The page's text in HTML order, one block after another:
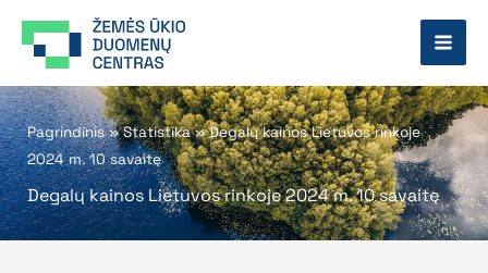
prie
Pagrindinis»Statistika»Degalų kainos Lietuvos rinkoje
2024 m. 10 savaitę
Degalų kainos Lietuvos rinkoje 2024 m. 10 savaitę